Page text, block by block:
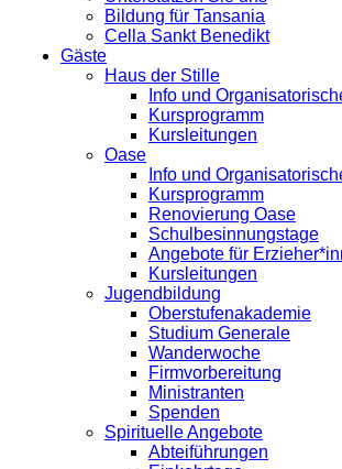
Bildung für Tansania
Cella Sankt Benedikt
Gäste
Haus der Stille
Info und
Kursprogramm
Kursleitungen
Oase
Info und
Kursprogramm
Renovierung Oase
Schulbesinnungstage
Angebote für
Kursleitungen
Jugendbildung
Oberstufenakademie
Studium Generale
Wanderwoche
Firmvorbereitung
Ministranten
Spenden
Spirituelle Angebote
Abteiführungen